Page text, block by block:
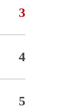
3
4
5